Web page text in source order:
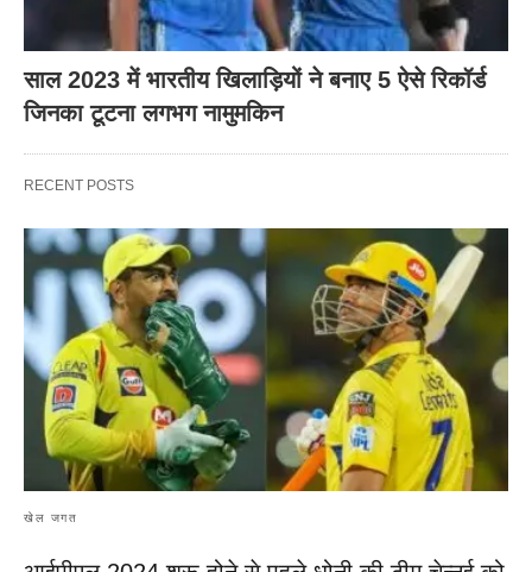
साल 2023 में भारतीय खिलाड़ियों ने बनाए 5 ऐसे रिकॉर्ड
जिनका टूटना लगभग नामुमकिन
RECENT POSTS
खेल जगत